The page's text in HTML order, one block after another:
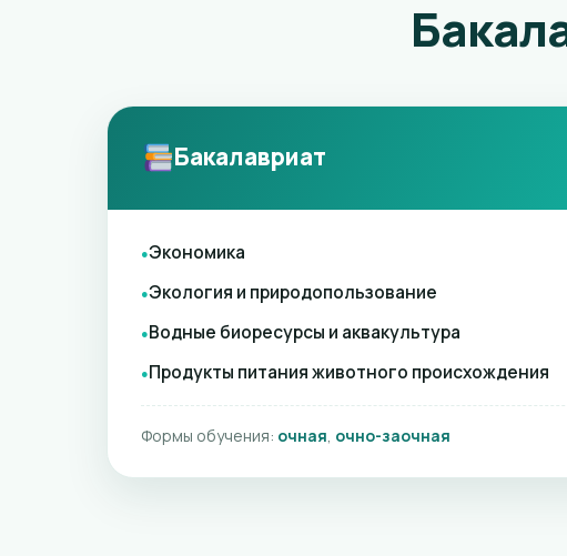
Бакалавриат
Экономика
Экология и природопользование
Водные биоресурсы и аквакультура
Продукты питания животного происхождения
Формы обучения: очная, очно-заочная